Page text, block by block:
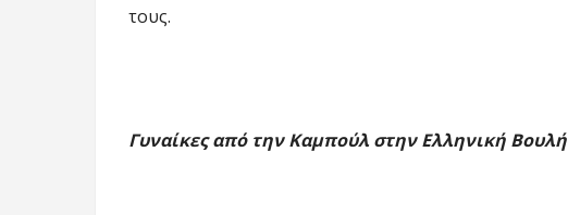
τους.
Γυναίκες από την Καμπούλ στην Ελληνική Βουλή